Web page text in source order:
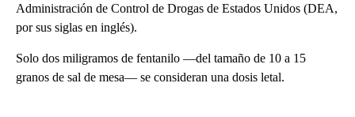
Administración de Control de Drogas de Estados Unidos (DEA,
por sus siglas en inglés).
Solo dos miligramos de fentanilo —del tamaño de 10 a 15
granos de sal de mesa— se consideran una dosis letal.